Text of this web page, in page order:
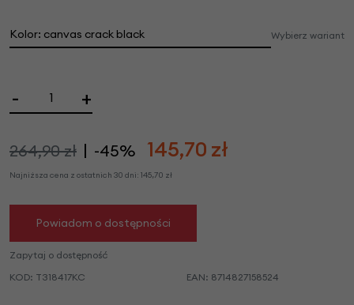
Kolor: canvas crack black Wybierz wariant
- +
264,90 zł -45% 145,70 zł
Najniższa cena z ostatnich 30 dni: 145,70 zł
Powiadom o dostępności
Zapytaj o dostępność
KOD: T318417KC EAN: 8714827158524